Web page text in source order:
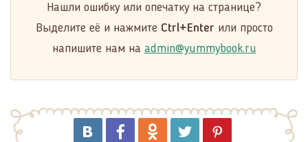
Нашли ошибку или опечатку на странице?
Выделите её и нажмите Ctrl+Enter или просто
напишите нам на admin@yummybook.ru